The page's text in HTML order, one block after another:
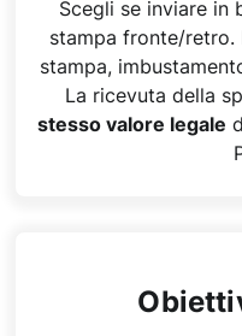
Scegli se inviare in
stampa fronte/retro.
stampa,
La ricevuta della
stesso valore legale